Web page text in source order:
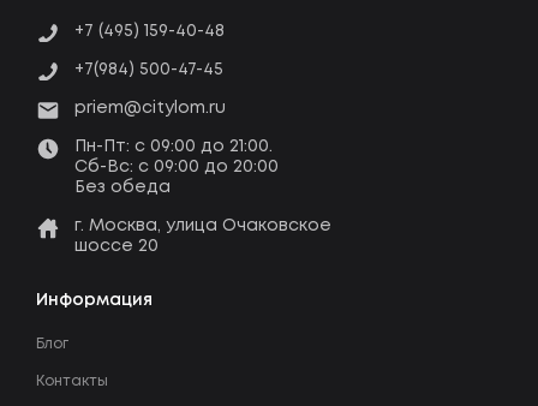
+7 (495) 159-40-48
+7(984) 500-47-45
priem@citylom.ru
Пн-Пт: c 09:00 до 21:00.
Сб-Вс: c 09:00 до 20:00
Без обеда
г. Москва, улица Очаковское
шоссе 20
Информация
Блог
Контакты